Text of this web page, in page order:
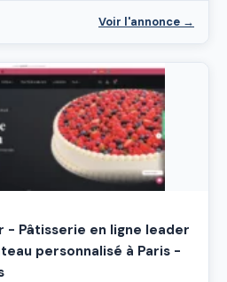
Voir l'annonce →
- Pâtisserie en ligne leader
personnalisé à Paris -